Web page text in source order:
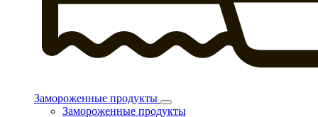
Замороженные продукты
Замороженные продукты